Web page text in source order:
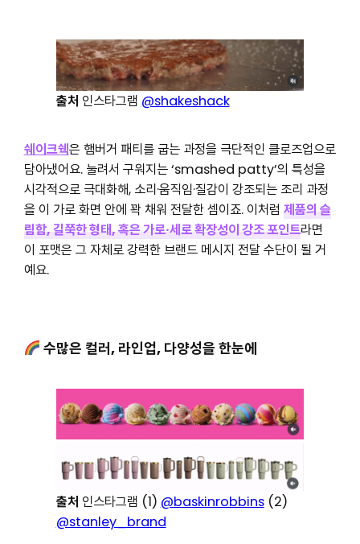
출처 인스타그램 @shakeshack
쉐이크쉑은 햄버거 패티를 굽는 과정을 극단적인 클로즈업으로
담아냈어요. 눌려서 구워지는 ‘smashed patty’의 특성을
시각적으로 극대화해, 소리·움직임·질감이 강조되는 조리 과정
을 이 가로 화면 안에 꽉 채워 전달한 셈이죠. 이처럼 제품의 슬
림함, 길쭉한 형태, 혹은 가로·세로 확장성이 강조 포인트라면
이 포맷은 그 자체로 강력한 브랜드 메시지 전달 수단이 될 거
예요.
수많은 컬러, 라인업, 다양성을 한눈에
출처 인스타그램 (1) @baskinrobbins(2)
@stanley_brand